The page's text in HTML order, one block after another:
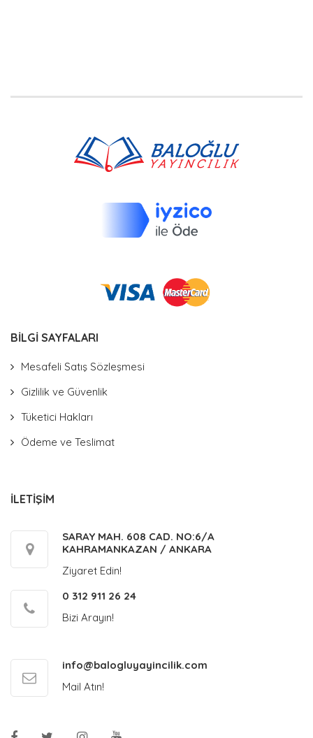
BİLGİ SAYFALARI
Mesafeli Satış Sözleşmesi
Gizlilik ve Güvenlik
Tüketici Hakları
Ödeme ve Teslimat
İLETİŞİM
SARAY MAH. 608 CAD. NO:6/A
KAHRAMANKAZAN / ANKARA
Ziyaret Edin!
0 312 911 26 24
Bizi Arayın!
info@balogluyayincilik.com
Mail Atın!